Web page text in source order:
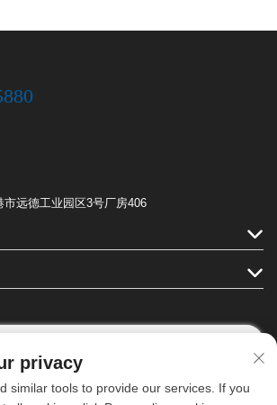
远德工业园区3号厂房406
Follow Us
privacy
similar tools to provide our services. If you